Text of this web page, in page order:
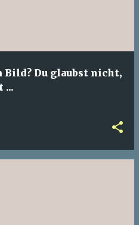
Bild? Du glaubst nicht,
...